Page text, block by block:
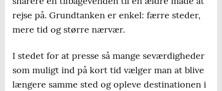
rejse på. Grundtanken er enkel: færre steder,
mere tid og større nærvær.
I stedet for at presse så mange seværdigheder
som muligt ind på kort tid vælger man at blive
længere samme sted og opleve destinationen i